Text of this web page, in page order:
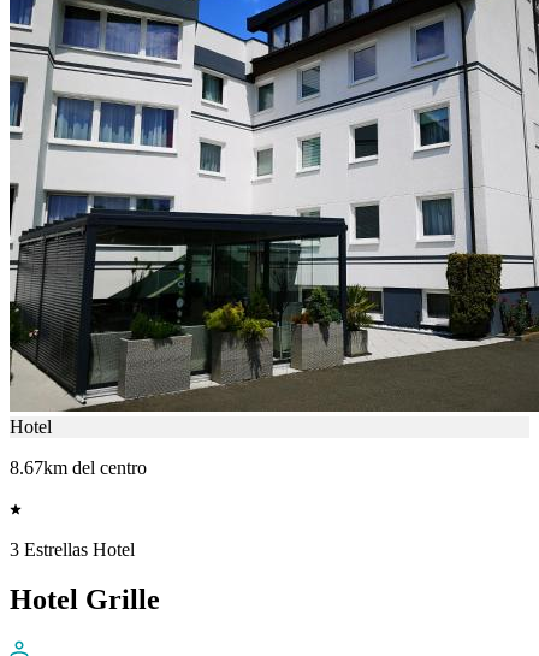
Hotel
8.67km del centro
3 Estrellas Hotel
Hotel Grille